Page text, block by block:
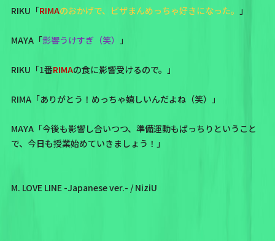
RIKU「RIMAのおかげで、ピザまんめっちゃ好きになった。 」
MAYA「影響うけすぎ（笑） 」
RIKU「1番RIMAの食に影響受けるので。」
RIMA「ありがとう！めっちゃ嬉しいんだよね（笑）」
MAYA「今後も影響し合いつつ、準備運動もばっちりということ
で、今日も授業始めていきましょう！」
M. LOVE LINE -Japanese ver.- / NiziU